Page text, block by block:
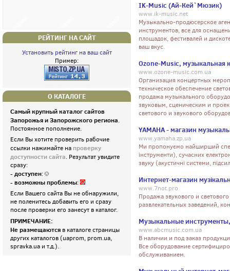
РЕЙТИНГ НА САЙТ
Установить рейтинг на ваш сайт
Пример:
О КАТАЛОГЕ
Самый крупный каталог сайтов
Запорожья и Запорожского региона.
Постоянное пополнение.
Если Вы хотите проверить рабочие
ссылки нажимайте на проверку
доступности сайта. Результат увидите
сразу:
- доступен:
- возможны проблемы:
Если Вашего сайта Вы не обнаружили,
не поленитесь добавить его и сразу
после проверки его занесут в каталог.
ПРИМЕЧАНИЕ:
Не размещаются в каталоге страницы
других каталогов (uaprom, prom.ua,
spravka.ua и т.д.).
IK-Music (Ай-Кей`Мюзик)
www.ik-music.net
Музыкально-продюсерское
инструментов, все для
площадок, фестивалей и
ваш вкус.
Ozone-Music, музыкальная
www.ozone-music.com.ua
Организация концертных
техническое обеспечение
продажа музыкального
звуковым, сценическим и
светового и звукового
YAMAHA - магазин
www.yamaha.zp.ua
Ми пропонуємо найширший
інструменти), сучасних
звуку (акустичні системи,
Интернет-магазин
www.7not.pro
Продажа звукового и
развлекательных заведений,
Музыкальные
www.abcmusic.com.ua
В наличии и под заказ
Все оборудование
обслуживанием.